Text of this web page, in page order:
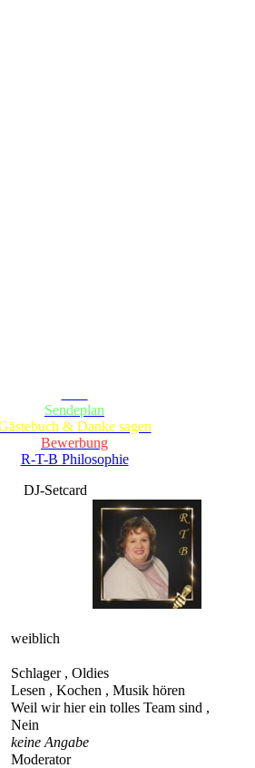
Sendeplan
& Danke sagen
Bewerbung
R-T-B Philosophie
DJ-Setcard
weiblich
Schlager , Oldies
Lesen , Kochen , Musik hören
Weil wir hier ein tolles Team sind ,
Nein
keine Angabe
Moderator